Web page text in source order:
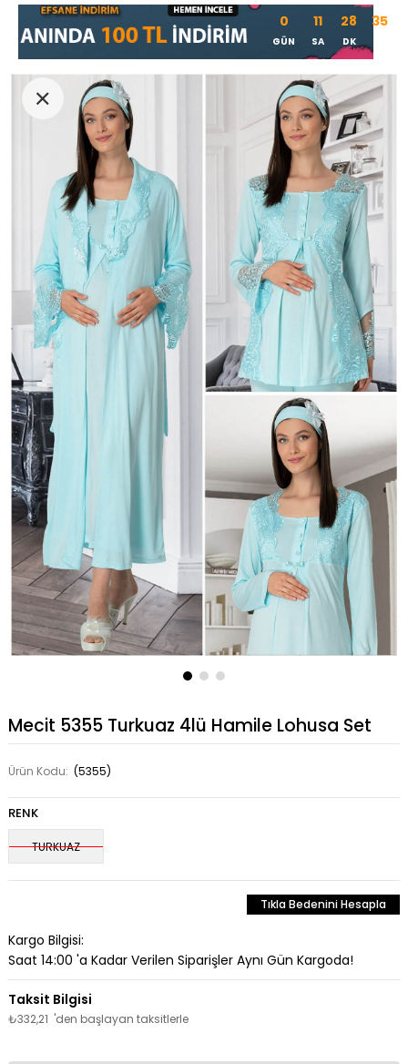
0
GÜN
11
SA
28
DK
34
Mecit 5355 Turkuaz 4lü Hamile Lohusa Set
Ürün Kodu: (5355)
RENK
TURKUAZ
Tıkla Bedenini Hesapla
Kargo Bilgisi:
Saat 14:00 'a Kadar Verilen Siparişler Aynı Gün Kargoda!
₺332,21 'den başlayan taksitlerle